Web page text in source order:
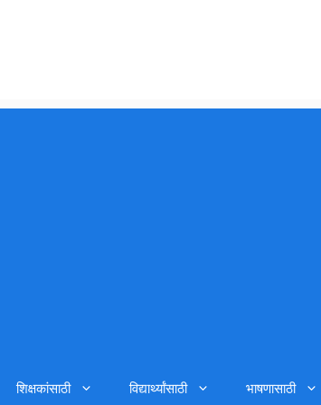
शिक्षकांसाठी विद्यार्थ्यांसाठी भाषणासाठी